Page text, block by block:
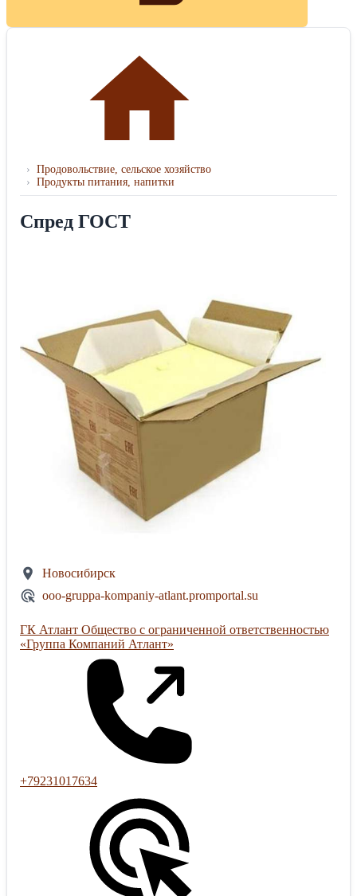
› Продовольствие, сельское хозяйство
› Продукты питания, напитки
Спред ГОСТ
Новосибирск
ooo-gruppa-kompaniy-atlant.promportal.su
ГК Атлант Общество с ограниченной ответственностью
«Группа Компаний Атлант»
+79231017634